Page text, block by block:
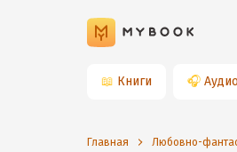
📖 Книги 🎧
Главная Любовно-